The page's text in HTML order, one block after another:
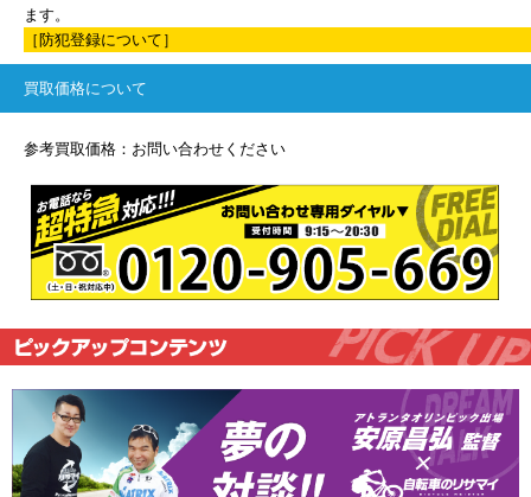
ます。
［防犯登録について］
買取価格について
参考買取価格：お問い合わせください